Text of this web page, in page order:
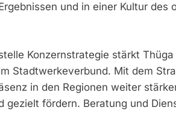
und in einer Kultur des
Konzernstrategie stärkt
Stadtwerkeverbund. Mit dem
in den Regionen weiter
gezielt fördern. Beratung und